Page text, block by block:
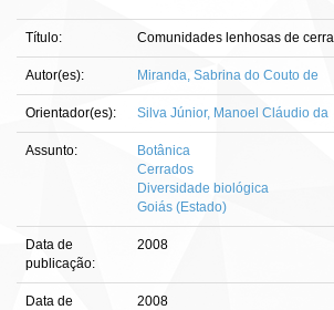
Título: Comunidades lenhosas de
Autor(es): Miranda, Sabrina do Couto de
Orientador(es): Silva Júnior, Manoel Cláudio da
Assunto:
Botânica
Cerrados
Diversidade biológica
Goiás (Estado)
Data de
publicação:
2008
Data de
2008